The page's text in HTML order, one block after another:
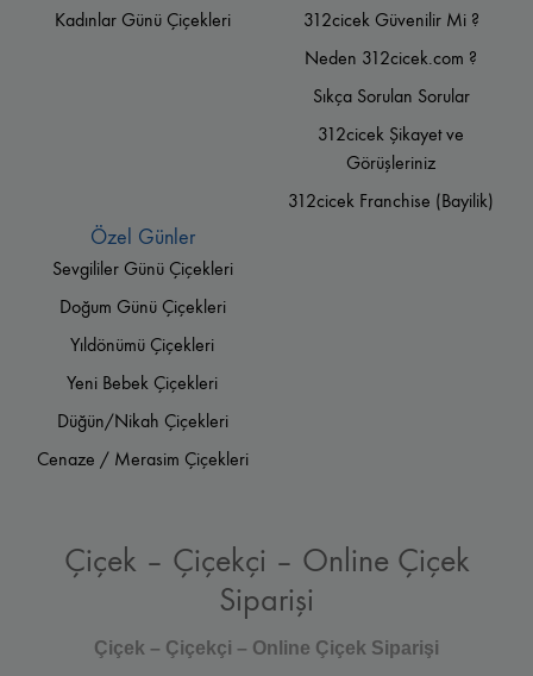
Kadınlar Günü Çiçekleri
312cicek Güvenilir Mi ?
Neden 312cicek.com ?
Sıkça Sorulan Sorular
312cicek Şikayet ve
Görüşleriniz
312cicek Franchise (Bayilik)
Özel Günler
Sevgililer Günü Çiçekleri
Doğum Günü Çiçekleri
Yıldönümü Çiçekleri
Yeni Bebek Çiçekleri
Düğün/Nikah Çiçekleri
Cenaze / Merasim Çiçekleri
Çiçek – Çiçekçi – Online Çiçek
Siparişi
Çiçek – Çiçekçi – Online Çiçek Siparişi